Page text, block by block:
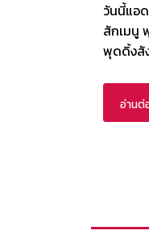
วันนี้แอ
สักเมนู
พุดดิ้งสั
อ่านต่